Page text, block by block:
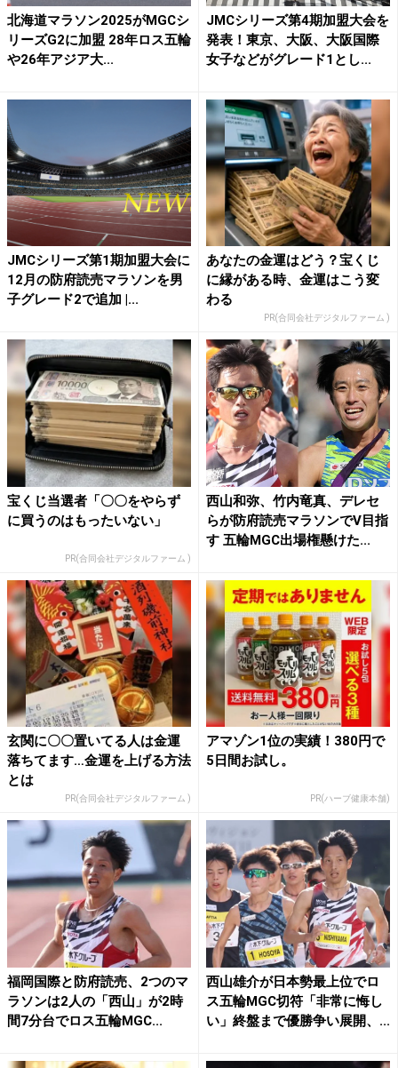
北海道マラソン2025がMGCシ
リーズG2に加盟 28年ロス五輪
や26年アジア大...
JMCシリーズ第4期加盟大会を
発表！東京、大阪、大阪国際
女子などがグレード1とし...
JMCシリーズ第1期加盟大会に
12月の防府読売マラソンを男
子グレード2で追加 |...
あなたの金運はどう？宝くじ
に縁がある時、金運はこう変
わる
PR(合同会社デジタルファーム )
宝くじ当選者「〇〇をやらず
に買うのはもったいない」
PR(合同会社デジタルファーム )
西山和弥、竹内竜真、デレセ
らが防府読売マラソンでV目指
す 五輪MGC出場権懸けた...
玄関に〇〇置いてる人は金運
落ちてます…金運を上げる方法
とは
PR(合同会社デジタルファーム )
アマゾン1位の実績！380円で
5日間お試し。
PR(ハーブ健康本舗)
福岡国際と防府読売、2つのマ
ラソンは2人の「西山」が2時
間7分台でロス五輪MGC...
西山雄介が日本勢最上位でロ
ス五輪MGC切符「非常に悔し
い」終盤まで優勝争い展開、...